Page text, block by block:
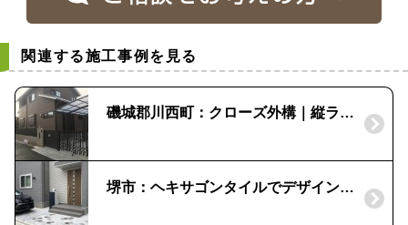
関連する施工事例を見る
磯城郡川西町：クローズ外構｜縦ラインで統一感
堺市：ヘキサゴンタイルでデザイン性の高いアプローチへ